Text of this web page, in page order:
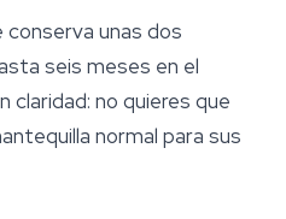
unas dos
seis meses en el
claridad: no quieres que
normal para sus